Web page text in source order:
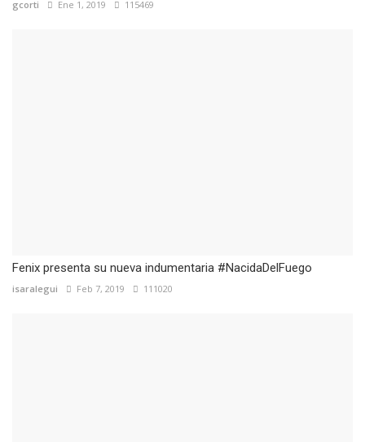
gcorti Ene 1, 2019 115469
Fenix presenta su nueva indumentaria #NacidaDelFuego
isaralegui Feb 7, 2019 111020